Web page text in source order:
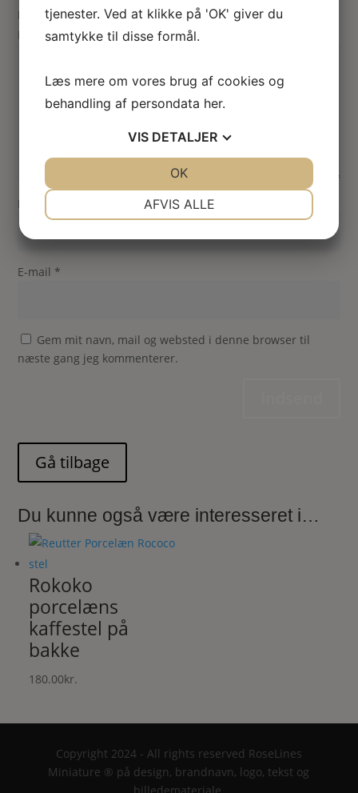
Din vurdering
Din anmeldelse *
Navn
E-mail*
Gem mit navn, mail og websted i denne browser til
næste gang jeg kommenterer.
Du kunne også være interesseret i…
Rokoko
porcelæns
kaffestel på
bakke
180.00kr.
Copyright 2024 - All rights reserved RoseLines
Miniature ® på design, brandnavn, logo, tekst og
tjenester. Ved at klikke på 'OK' giver du
samtykke til disse formål.
Læs mere om vores brug af cookies og
behandling af persondata her.
VIS DETALJER
AFVIS ALLE
OK